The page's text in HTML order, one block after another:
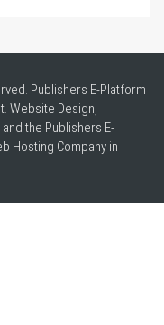
Publishers E-Platform
Website Design,
the Publishers E-
Hosting Company in